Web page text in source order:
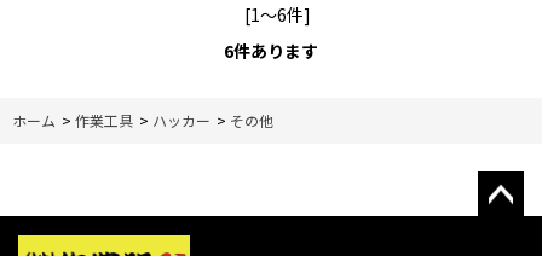
[1～6件]
6件あります
ホーム > 作業工具 > ハッカー > その他